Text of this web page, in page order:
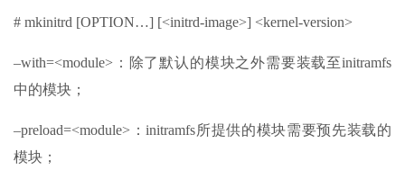
# mkinitrd [OPTION…] [<initrd-image>] <kernel-version>
–with=<module>：除了默认的模块之外需要装载至initramfs
中的模块；
–preload=<module>：initramfs所提供的模块需要预先装载的
模块；